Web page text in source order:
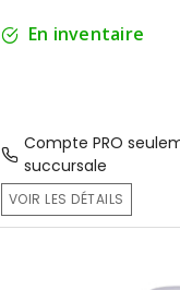
En inventaire
Compte PRO
succursale
VOIR LES DÉTAILS